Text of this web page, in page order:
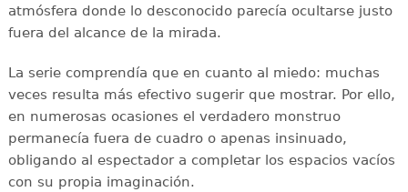
atmósfera donde lo desconocido parecía ocultarse justo
fuera del alcance de la mirada.
La serie comprendía que en cuanto al miedo: muchas
veces resulta más efectivo sugerir que mostrar. Por ello,
en numerosas ocasiones el verdadero monstruo
permanecía fuera de cuadro o apenas insinuado,
obligando al espectador a completar los espacios vacíos
con su propia imaginación.